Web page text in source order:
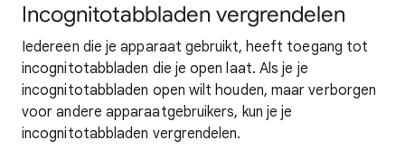
Incognitotabbladen vergrendelen
Iedereen die je apparaat gebruikt, heeft toegang tot
incognitotabbladen die je open laat. Als je je
incognitotabbladen open wilt houden, maar verborgen
voor andere apparaatgebruikers, kun je je
incognitotabbladen vergrendelen.